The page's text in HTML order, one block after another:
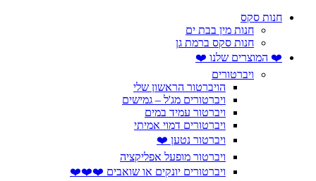
חנות סקס
חנות מין בבת ים
חנות סקס ברמת גן
❤️ המוצרים שלנו ❤️
ויברטורים
הויברטור הראשון שלי
ויברטורים מג'ל – גמישים
ויברטור עמיד במים
ויברטורים דמוי אמיתי
ויברטור נטען ❤️
ויברטור מופעל אפליקציה
ויברטורים יונקים או שואבים ❤️❤️❤️